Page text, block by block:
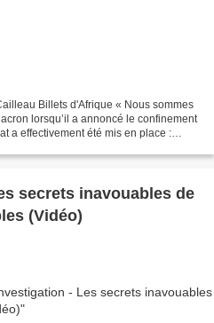
Billets d'Afrique « Nous sommes
lorsqu’il a annoncé le confinement
a effectivement été mis en place :
secrets inavouables de
(Vidéo)